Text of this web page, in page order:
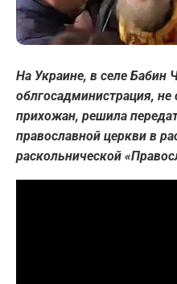
На Украине, в селе Бабин
облгосадминистрация,
прихожан, решила
православной церкви в
раскольнической